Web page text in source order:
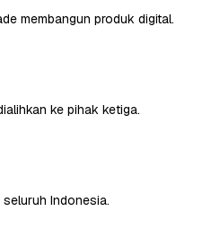
membangun produk digital.
ke pihak ketiga.
Indonesia.